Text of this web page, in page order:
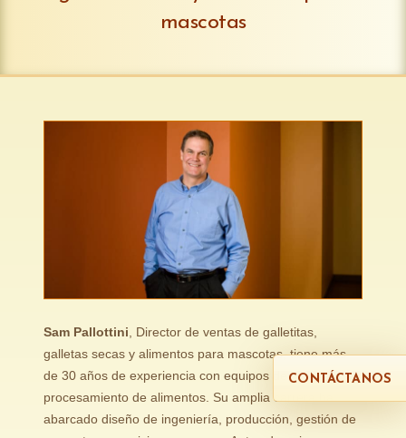
mascotas
Sam Pallottini, Director de ventas de galletitas,
galletas secas y alimentos para mascotas, tiene más
de 30 años de experiencia con equipos de
procesamiento de alimentos. Su amplia carrera ha
abarcado diseño de ingeniería, producción, gestión de
CONTÁCTANOS